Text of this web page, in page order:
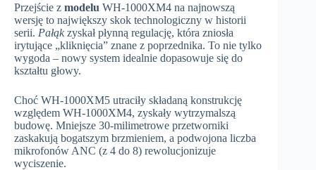
Przejście z modelu WH-1000XM4 na najnowszą
wersję to największy skok technologiczny w historii
serii. Pałąk zyskał płynną regulację, która zniosła
irytujące „kliknięcia” znane z poprzednika. To nie tylko
wygoda – nowy system idealnie dopasowuje się do
kształtu głowy.
Choć WH-1000XM5 utraciły składaną konstrukcję
względem WH-1000XM4, zyskały wytrzymalszą
budowę. Mniejsze 30-milimetrowe przetworniki
zaskakują bogatszym brzmieniem, a podwojona liczba
mikrofonów ANC (z 4 do 8) rewolucjonizuje
wyciszenie.